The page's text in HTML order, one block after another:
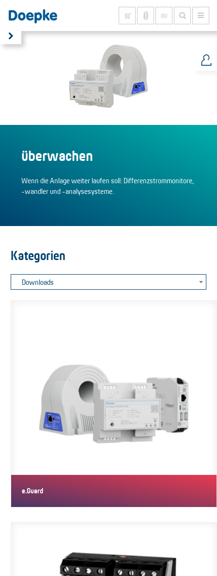
de
überwachen
Wenn die Anlage weiter laufen soll: Differenzstrommonitore,
-wandler und -analysesysteme.
Kategorien
Downloads
e.Guard
e.Guard ist ein smartes, modular aufgebautes System zum